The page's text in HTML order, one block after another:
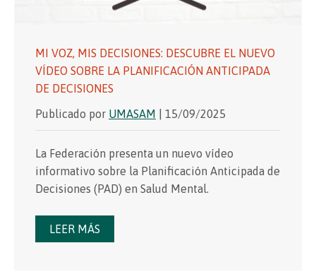
MI VOZ, MIS DECISIONES: DESCUBRE EL NUEVO
VÍDEO SOBRE LA PLANIFICACIÓN ANTICIPADA
DE DECISIONES
Publicado por UMASAM | 15/09/2025
La Federación presenta un nuevo vídeo
informativo sobre la Planificación Anticipada de
Decisiones (PAD) en Salud Mental.
LEER MÁS